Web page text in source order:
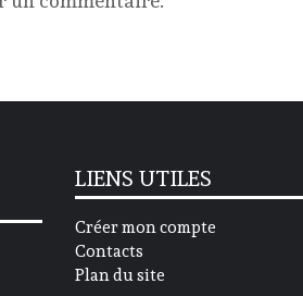
LIENS UTILES
Créer mon compte
Contacts
Plan du site